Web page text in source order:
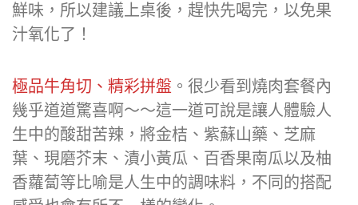
百蘋果汁，讓你聞的到蘋果香，嚐的出蘋果的
鮮味，所以建議上桌後，趕快先喝完，以免果
極品牛角切、精彩拼盤。很少看到燒肉套餐內
幾乎道道驚喜啊～～這一道可說是讓人體驗人
生中的酸甜苦辣，將金桔、紫蘇山藥、芝麻
葉、現磨芥末、漬小黃瓜、百香果南瓜以及柚